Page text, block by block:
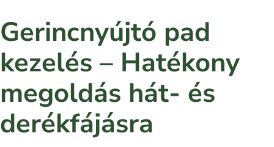
Gerincnyújtó pad
kezelés – Hatékony
megoldás hát- és
derékfájásra